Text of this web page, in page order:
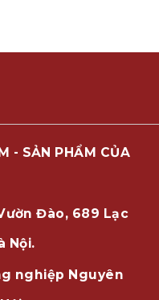
- SẢN PHẨM CỦA
Đào, 689 Lạc
Nội.
nghiệp Nguyên